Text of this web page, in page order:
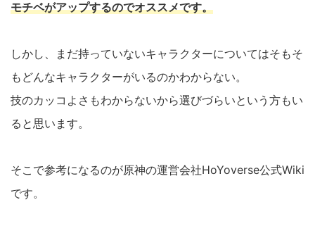
モチベがアップするのでオススメです。
しかし、まだ持っていないキャラクターについてはそもそ
もどんなキャラクターがいるのかわからない。
技のカッコよさもわからないから選びづらいという方もい
ると思います。
そこで参考になるのが原神の運営会社HoYoverse公式Wiki
です。